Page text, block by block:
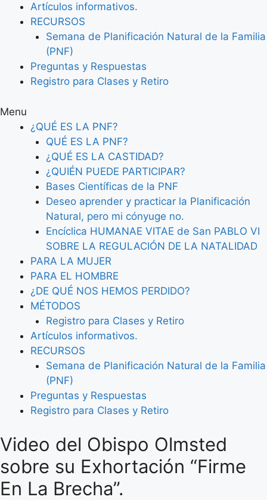
Artículos informativos.
RECURSOS
Semana de Planificación Natural de la Familia
(PNF)
Preguntas y Respuestas
Registro para Clases y Retiro
Menu
¿QUÉ ES LA PNF?
QUÉ ES LA PNF?
¿QUÉ ES LA CASTIDAD?
¿QUIÉN PUEDE PARTICIPAR?
Bases Científicas de la PNF
Deseo aprender y practicar la Planificación
Natural, pero mi cónyuge no.
Encíclica HUMANAE VITAE de San PABLO VI
SOBRE LA REGULACIÓN DE LA NATALIDAD
PARA LA MUJER
PARA EL HOMBRE
¿DE QUÉ NOS HEMOS PERDIDO?
MÉTODOS
Registro para Clases y Retiro
Artículos informativos.
RECURSOS
Semana de Planificación Natural de la Familia
(PNF)
Preguntas y Respuestas
Registro para Clases y Retiro
Video del Obispo Olmsted
sobre su Exhortación “Firme
En La Brecha”.